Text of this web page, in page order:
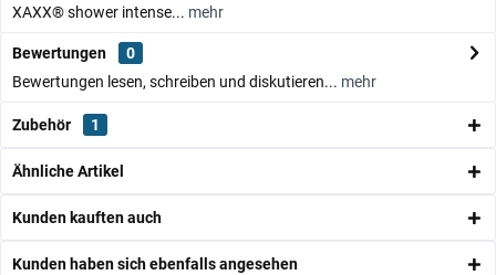
XAXX® shower intense... mehr
Bewertungen
0
Bewertungen lesen, schreiben und diskutieren... mehr
Zubehör 1
Ähnliche Artikel
Kunden kauften auch
Kunden haben sich ebenfalls angesehen